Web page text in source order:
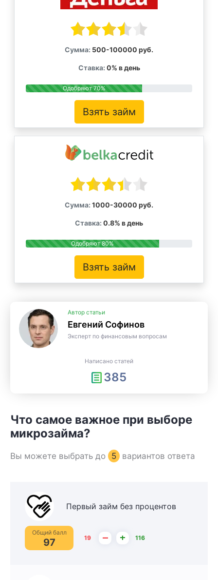
Сумма: 500-100000 руб.
Ставка: 0% в день
Одобряют 70%
Взять займ
Сумма: 1000-30000 руб.
Ставка: 0.8% в день
Одобряют 80%
Взять займ
Автор статьи
Евгений Софинов
Эксперт по финансовым вопросам
Написано статей
385
Что самое важное при выборе
микрозайма?
Вы можете выбрать до 5 вариантов ответа
Первый займ без процентов
Общий балл
97 19 – + 116